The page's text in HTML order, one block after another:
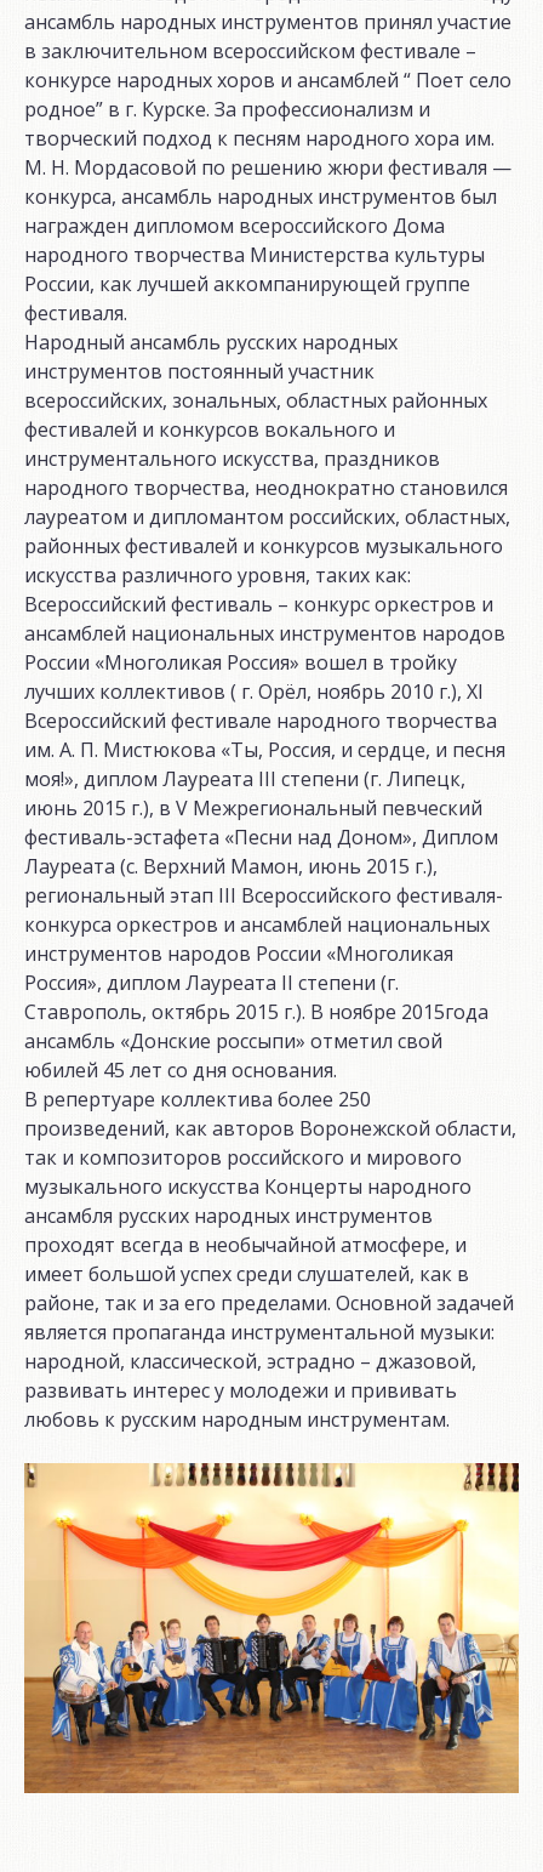
ансамбль народных инструментов принял участие
в заключительном всероссийском фестивале –
конкурсе народных хоров и ансамблей “ Поет село
родное” в г. Курске. За профессионализм и
творческий подход к песням народного хора им.
М. Н. Мордасовой по решению жюри фестиваля —
конкурса, ансамбль народных инструментов был
награжден дипломом всероссийского Дома
народного творчества Министерства культуры
России, как лучшей аккомпанирующей группе
фестиваля.
Народный ансамбль русских народных
инструментов постоянный участник
всероссийских, зональных, областных районных
фестивалей и конкурсов вокального и
инструментального искусства, праздников
народного творчества, неоднократно становился
лауреатом и дипломантом российских, областных,
районных фестивалей и конкурсов музыкального
искусства различного уровня, таких как:
Всероссийский фестиваль – конкурс оркестров и
ансамблей национальных инструментов народов
России «Многоликая Россия» вошел в тройку
лучших коллективов ( г. Орёл, ноябрь 2010 г.), XI
Всероссийский фестивале народного творчества
им. А. П. Мистюкова «Ты, Россия, и сердце, и песня
моя!», диплом Лауреата III степени (г. Липецк,
июнь 2015 г.), в V Межрегиональный певческий
фестиваль-эстафета «Песни над Доном», Диплом
Лауреата (с. Верхний Мамон, июнь 2015 г.),
региональный этап III Всероссийского фестиваля-
конкурса оркестров и ансамблей национальных
инструментов народов России «Многоликая
Россия», диплом Лауреата II степени (г.
Ставрополь, октябрь 2015 г.). В ноябре 2015года
ансамбль «Донские россыпи» отметил свой
юбилей 45 лет со дня основания.
В репертуаре коллектива более 250
произведений, как авторов Воронежской области,
так и композиторов российского и мирового
музыкального искусства Концерты народного
ансамбля русских народных инструментов
проходят всегда в необычайной атмосфере, и
имеет большой успех среди слушателей, как в
районе, так и за его пределами. Основной задачей
является пропаганда инструментальной музыки:
народной, классической, эстрадно – джазовой,
развивать интерес у молодежи и прививать
любовь к русским народным инструментам.